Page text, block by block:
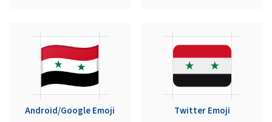
Android/Google Emoji Twitter Emoji